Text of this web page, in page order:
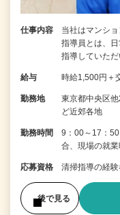
仕事内容
当社はマンシ
指導員とは、
指導していた
給与 時給1,500円＋
勤務地
東京都中央区
ど近郊各地
勤務時間
9：00～17：
合、現場の就
応募資格 清掃指導の経
後で見る